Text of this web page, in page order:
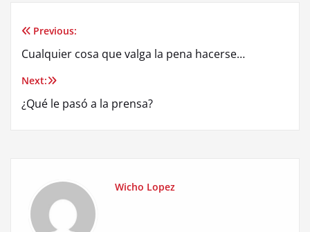
Post
navigation
Previous:
Cualquier cosa que valga la pena hacerse…
Next:
¿Qué le pasó a la prensa?
Wicho Lopez